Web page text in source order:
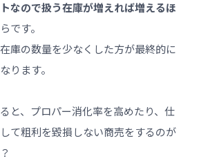
なので扱う在庫が増えれば増えるほ
です。
庫の数量を少なくした方が最終的に
ります。
と、プロパー消化率を高めたり、仕
て粗利を毀損しない商売をするのが